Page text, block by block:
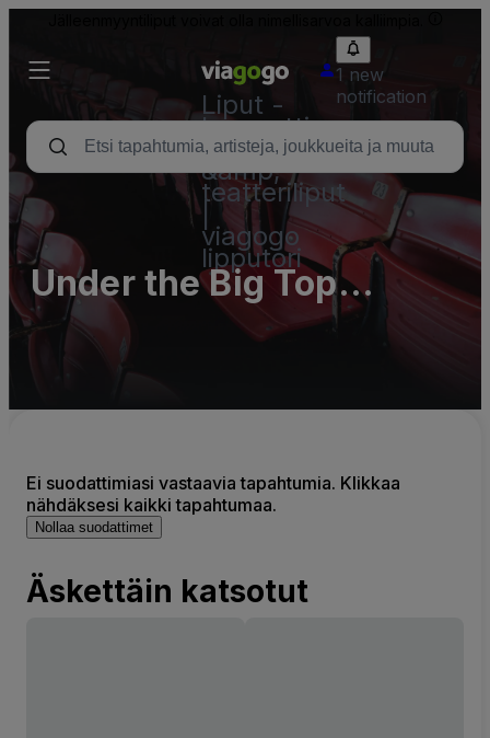
Liput -
konsertti,
urheilu
&amp;
teatteriliput
viagogo
lipputori
1 new
notification
Under the Big Top
Denver (Ball Arena)
Ei suodattimiasi vastaavia tapahtumia. Klikkaa
nähdäksesi kaikki tapahtumaa.
Nollaa suodattimet
Äskettäin katsotut